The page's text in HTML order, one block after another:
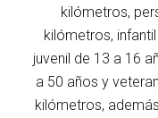
kilómetros,
kilómetros,
juvenil de 13 a 16
a 50 años y
kilómetros,